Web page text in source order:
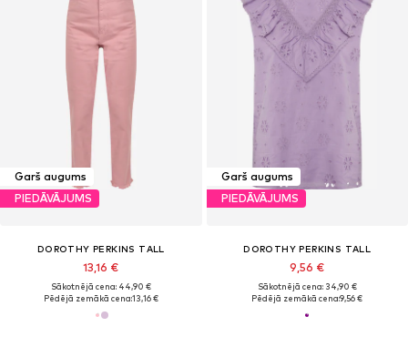
Garš augums
PIEDĀVĀJUMS
DOROTHY PERKINS TALL
13,16 €
Sākotnējā cena: 44,90 €
Pēdējā zemākā cena:13,16 €
Garš augums
PIEDĀVĀJUMS
DOROTHY PERKINS TALL
9,56 €
Sākotnējā cena: 34,90 €
Pēdējā zemākā cena:9,56 €